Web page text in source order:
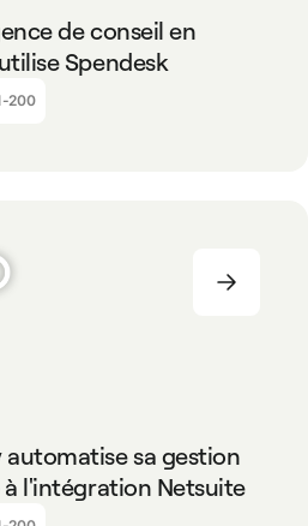
de conseil en
Spendesk
200
automatise sa gestion
l'intégration Netsuite